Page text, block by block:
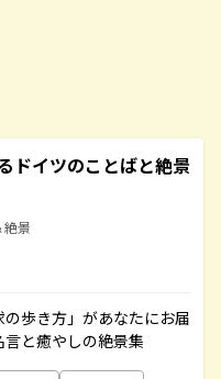
ドイツのことばと絶景
絶景
歩き方」があなたにお届
と癒やしの絶景集